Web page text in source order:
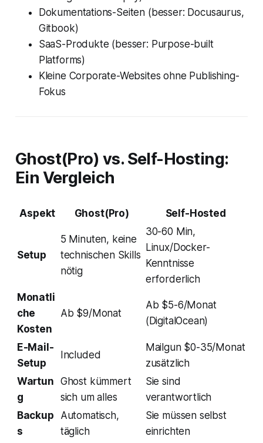
Dokumentations-Seiten (besser: Docusaurus,
Gitbook)
SaaS-Produkte (besser: Purpose-built
Platforms)
Kleine Corporate-Websites ohne Publishing-
Fokus
Ghost(Pro) vs. Self-Hosting:
Ein Vergleich
Aspekt Ghost(Pro) Self-Hosted
Setup
5 Minuten, keine
technischen Skills
nötig
30-60 Min,
Linux/Docker-
Kenntnisse
erforderlich
Monatli
che
Kosten
Ab $9/Monat
Ab $5-6/Monat
(DigitalOcean)
E-Mail-
Setup
Included
Mailgun $0-35/Monat
zusätzlich
Wartun
g
Ghost kümmert
sich um alles
Sie sind
verantwortlich
Backup
s
Automatisch,
täglich
Sie müssen selbst
einrichten